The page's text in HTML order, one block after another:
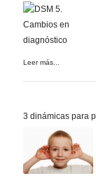
Leer más...
3 dinámicas para